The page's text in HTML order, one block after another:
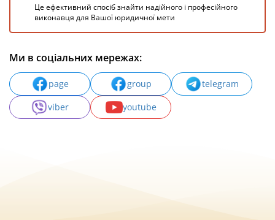
Це ефективний спосіб знайти надійного і професійного
виконавця для Вашої юридичної мети
Ми в соціальних мережах:
page group
telegram
viber
youtube